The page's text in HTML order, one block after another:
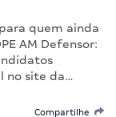
quem ainda
AM Defensor:
no site da…
Compartilhe